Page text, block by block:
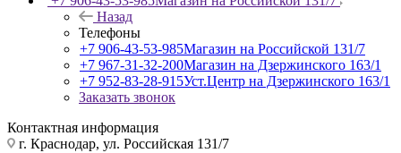
Назад
Телефоны
+7 906-43-53-985Магазин на Российской 131/7
+7 967-31-32-200Магазин на Дзержинского 163/1
+7 952-83-28-915Уст.Центр на Дзержинского 163/1
Заказать звонок
Контактная информация
г. Краснодар, ул. Российская 131/7